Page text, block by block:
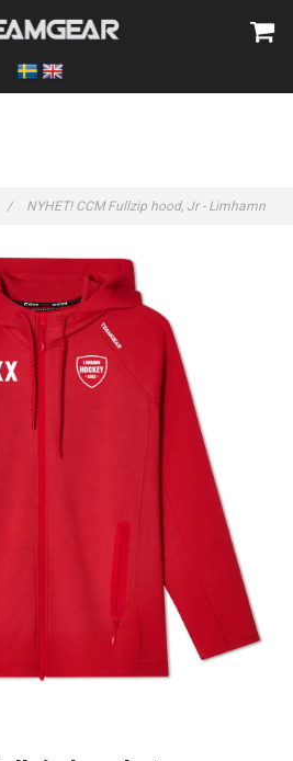
/ NYHET! CCM Fullzip hood, Jr - Limhamn